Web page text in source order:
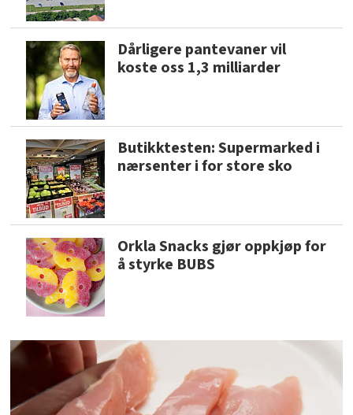
Dårligere pantevaner vil
koste oss 1,3 milliarder
Butikktesten: Supermarked i
nærsenter i for store sko
Orkla Snacks gjør oppkjøp for
å styrke BUBS